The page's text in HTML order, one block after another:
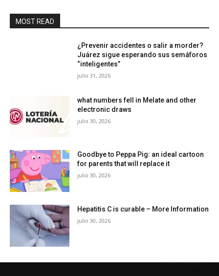
MOST READ
¿Prevenir accidentes o salir a morder?
Juárez sigue esperando sus semáforos
“inteligentes”
julio 31, 2026
what numbers fell in Melate and other
electronic draws
julio 30, 2026
Goodbye to Peppa Pig: an ideal cartoon
for parents that will replace it
julio 30, 2026
Hepatitis C is curable – More Information
julio 30, 2026